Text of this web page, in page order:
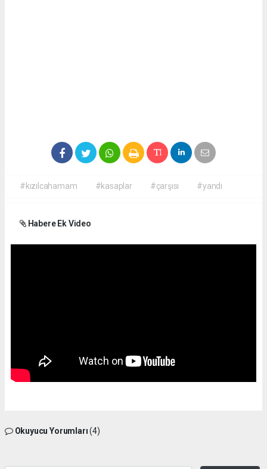
#kızılcahamam #kasaplar #çarşısı #yandı
Habere Ek Video
Okuyucu Yorumları(4)